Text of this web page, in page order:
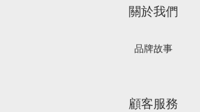
關於我們
品牌故事
顧客服務